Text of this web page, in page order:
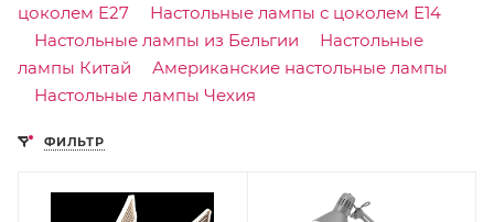
цоколем E27
Настольные лампы с цоколем E14
Настольные лампы из Бельгии
Настольные
лампы Китай
Американские настольные лампы
Настольные лампы Чехия
ФИЛЬТР